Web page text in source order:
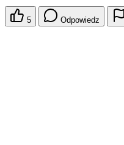
5 Odpowiedz